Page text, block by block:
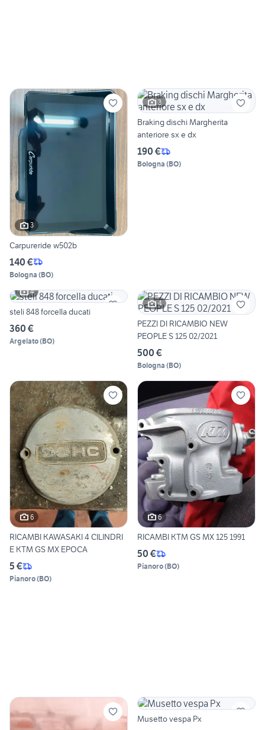
3
Carpureride w502b
140 €
Bologna (BO)
3
Braking dischi Margherita
anteriore sx e dx
190 €
Bologna (BO)
4
steli 848 forcella ducati
360 €
Argelato(BO)
4
PEZZI DI RICAMBIO NEW
PEOPLE S 125 02/2021
500 €
Bologna (BO)
6
RICAMBI KAWASAKI 4 CILINDRI
E KTM GS MX EPOCA
5 €
Pianoro(BO)
6
RICAMBI KTM GS MX 125 1991
50 €
Pianoro(BO)
Musetto vespa Px